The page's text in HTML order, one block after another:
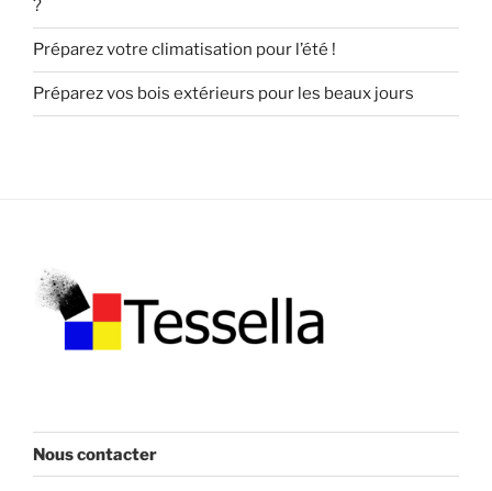
?
Préparez votre climatisation pour l’été !
Préparez vos bois extérieurs pour les beaux jours
Nous contacter